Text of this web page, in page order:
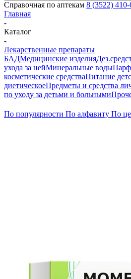
Справочная по аптекам 8 (3522) 410-
Главная
-
Каталог
-
Лекарственные препараты
БАДМедицинские изделия
ухода за нейМинеральные воды
косметические средстваПитание
диетическоеПредметы и средства
по уходу за детьми и больными
По популярности По алфавиту По